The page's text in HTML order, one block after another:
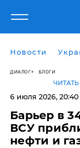
Новости
ДИАЛОГ БЛОГИ
6 июля 2026, 20:40
Барьер в
ВСУ
нефти и